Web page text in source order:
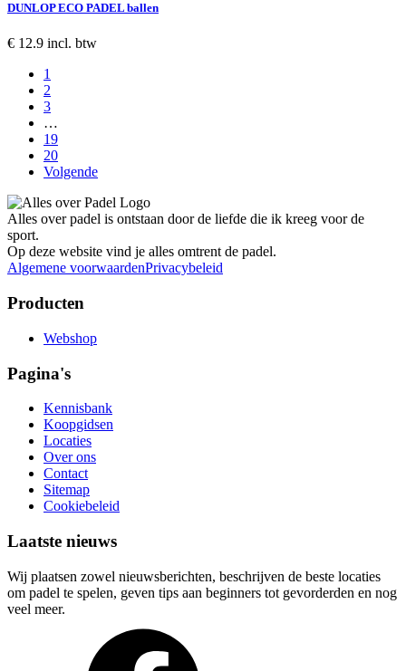
DUNLOP ECO PADEL ballen
€ 12.9 incl. btw
1
2
3
…
19
20
Volgende
Alles over padel is ontstaan door de liefde die ik kreeg voor de
sport.
Op deze website vind je alles omtrent de padel.
Algemene voorwaardenPrivacybeleid
Producten
Webshop
Pagina's
Kennisbank
Koopgidsen
Locaties
Over ons
Contact
Sitemap
Cookiebeleid
Laatste nieuws
Wij plaatsen zowel nieuwsberichten, beschrijven de beste locaties
om padel te spelen, geven tips aan beginners tot gevorderden en nog
veel meer.